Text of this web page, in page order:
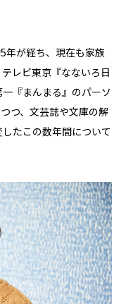
年が経ち、現在も家族
レビ東京『なないろ日
『まんまる』のパーソ
つ、文芸誌や文庫の解
たこの数年間について